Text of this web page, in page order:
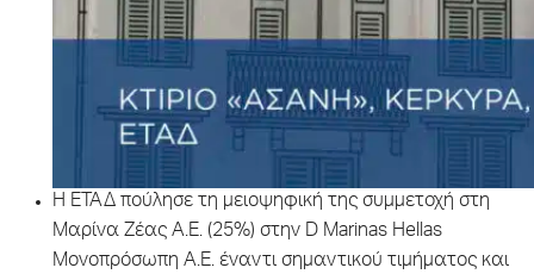
Η ΕΤΑΔ πούλησε τη μειοψηφική της συμμετοχή στη
Μαρίνα Ζέας Α.Ε. (25%) στην D Marinas Hellas
Μονοπρόσωπη Α.Ε. έναντι σημαντικού τιμήματος και